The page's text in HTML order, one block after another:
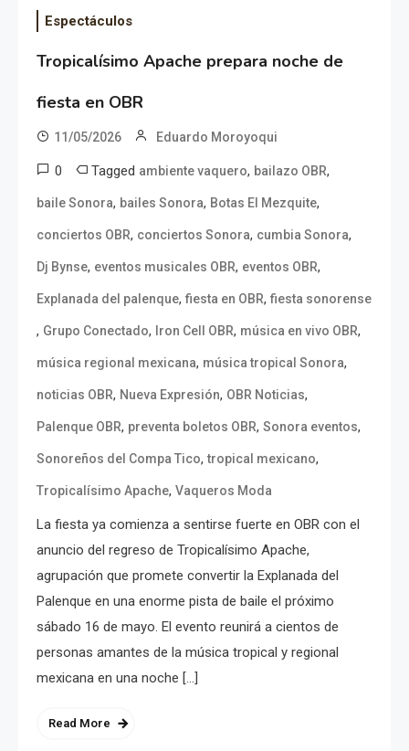
Espectáculos
Tropicalísimo Apache prepara noche de
fiesta en OBR
11/05/2026 Eduardo Moroyoqui
0 Tagged ambiente vaquero, bailazo OBR,
baile Sonora, bailes Sonora, Botas El Mezquite,
conciertos OBR, conciertos Sonora, cumbia Sonora,
Dj Bynse, eventos musicales OBR, eventos OBR,
Explanada del palenque, fiesta en OBR, fiesta sonorense
, Grupo Conectado, Iron Cell OBR, música en vivo OBR,
música regional mexicana, música tropical Sonora,
noticias OBR, Nueva Expresión, OBR Noticias,
Palenque OBR, preventa boletos OBR, Sonora eventos,
Sonoreños del Compa Tico,tropical mexicano,
Tropicalísimo Apache, Vaqueros Moda
La fiesta ya comienza a sentirse fuerte en OBR con el
anuncio del regreso de Tropicalísimo Apache,
agrupación que promete convertir la Explanada del
Palenque en una enorme pista de baile el próximo
sábado 16 de mayo. El evento reunirá a cientos de
personas amantes de la música tropical y regional
mexicana en una noche […]
Read More